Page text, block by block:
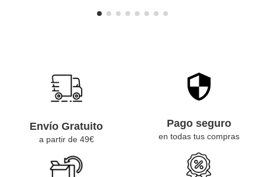
Envío Gratuito
a partir de 49€
Pago seguro
en todas tus compras